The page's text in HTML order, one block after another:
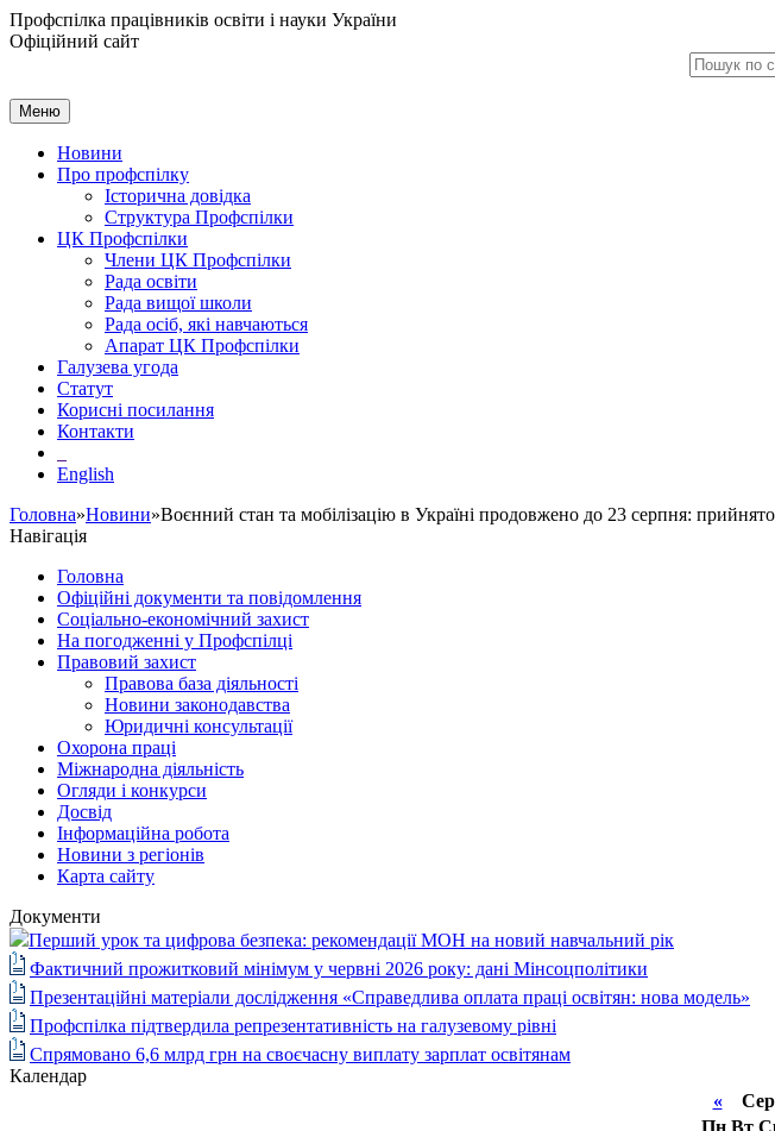
Профспілка працівників освіти і науки України
Офіційний сайт
Меню
Новини
Про профспілку
Історична довідка
Структура Профспілки
ЦК Профспілки
Члени ЦК Профспілки
Рада освіти
Рада вищої школи
Рада осіб, які навчаються
Апарат ЦК Профспілки
Галузева угода
Статут
Корисні посилання
Контакти
English
Головна»Новини»Воєнний стан та мобілізацію в Україні продовжено до 23 серпня:
Навігація
Головна
Офіційні документи та повідомлення
Соціально-економічний захист
На погодженні у Профспілці
Правовий захист
Правова база діяльності
Новини законодавства
Юридичні консультації
Охорона праці
Міжнародна діяльність
Огляди і конкурси
Досвід
Інформаційна робота
Новини з регіонів
Карта сайту
Документи
Перший урок та цифрова безпека: рекомендації МОН на новий навчальний рік
Фактичний прожитковий мінімум у червні 2026 року: дані Мінсоцполітики
Презентаційні матеріали дослідження «Справедлива оплата праці освітян: нова модель»
Профспілка підтвердила репрезентативність на галузевому рівні
Спрямовано 6,6 млрд грн на своєчасну виплату зарплат освітянам
Календар
«
Пн Вт